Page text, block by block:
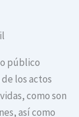
público
los actos
como son
así como